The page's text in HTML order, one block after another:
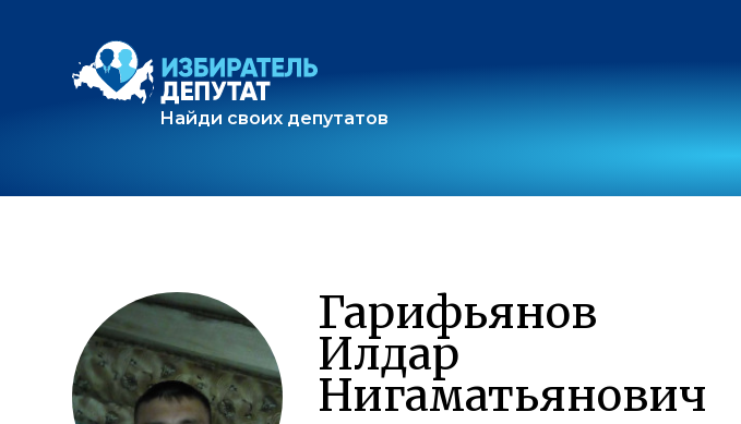
Найди своих депутатов
Гарифьянов
Илдар
Нигаматьянович